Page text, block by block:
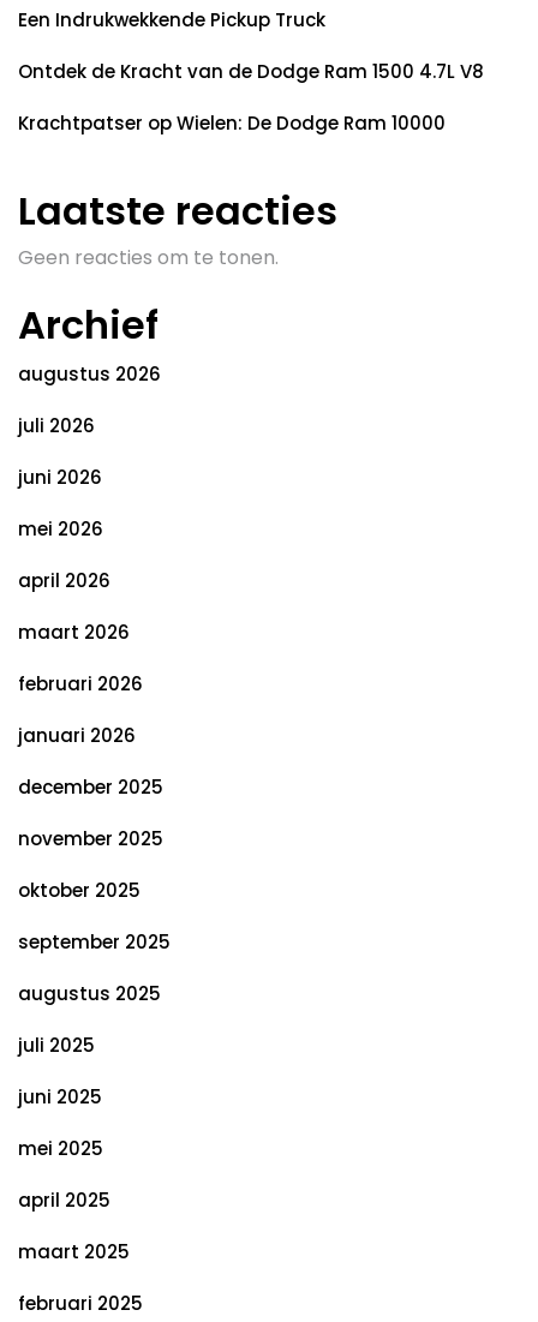
Een Indrukwekkende Pickup Truck
Ontdek de Kracht van de Dodge Ram 1500 4.7L V8
Krachtpatser op Wielen: De Dodge Ram 10000
Laatste reacties
Geen reacties om te tonen.
Archief
augustus 2026
juli 2026
juni 2026
mei 2026
april 2026
maart 2026
februari 2026
januari 2026
december 2025
november 2025
oktober 2025
september 2025
augustus 2025
juli 2025
juni 2025
mei 2025
april 2025
maart 2025
februari 2025